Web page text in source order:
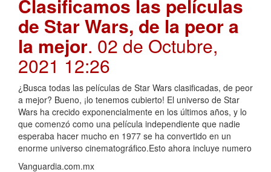
Clasificamos las películas
de Star Wars, de la peor a
la mejor. 02 de Octubre,
2021 12:26
¿Busca todas las películas de Star Wars clasificadas, de peor
a mejor? Bueno, ¡lo tenemos cubierto! El universo de Star
Wars ha crecido exponencialmente en los últimos años, y lo
que comenzó como una película independiente que nadie
esperaba hacer mucho en 1977 se ha convertido en un
enorme universo cinematográfico.Esto ahora incluye numero
Vanguardia.com.mx